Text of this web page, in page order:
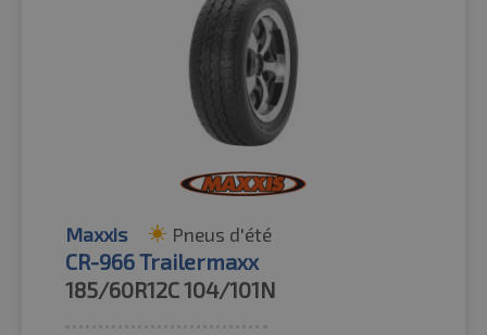
Maxxis Pneus d'été
CR-966 Trailermaxx
185/60R12C104/101N